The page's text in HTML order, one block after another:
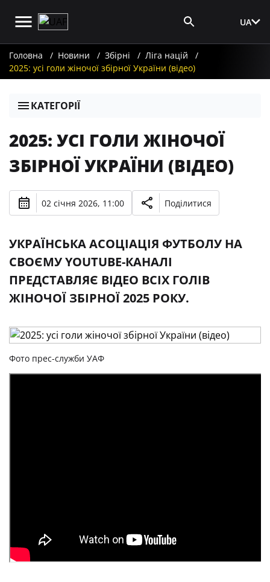
UA
Головна Новини Збірні
Ліга націй
2025: усі голи жіночої збірної України (відео)
КАТЕГОРІЇ
2025: УСІ ГОЛИ ЖІНОЧОЇ
ЗБІРНОЇ УКРАЇНИ (ВІДЕО)
02 січня 2026, 11:00 Поділитися
УКРАЇНСЬКА АСОЦІАЦІЯ ФУТБОЛУ НА
СВОЄМУ YOUTUBE-КАНАЛІ
ПРЕДСТАВЛЯЄ ВІДЕО ВСІХ ГОЛІВ
ЖІНОЧОЇ ЗБІРНОЇ 2025 РОКУ.
Фото прес-служби УАФ